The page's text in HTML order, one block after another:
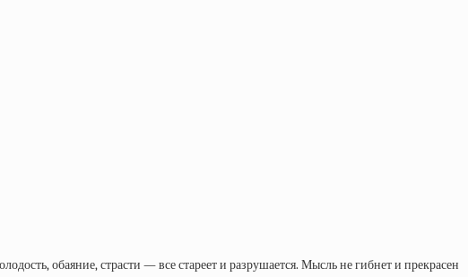
обаяние, страсти — все стареет и разрушается. Мысль не гибнет и прекрасен